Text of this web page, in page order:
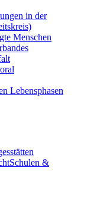
in der
Menschen
Lebensphasen
Schulen &